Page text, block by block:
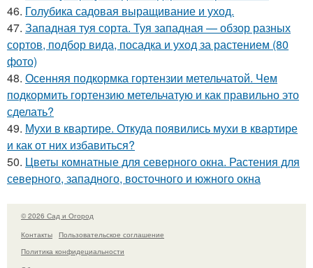
46. Голубика садовая выращивание и уход.
47. Западная туя сорта. Туя западная — обзор разных
сортов, подбор вида, посадка и уход за растением (80
фото)
48. Осенняя подкормка гортензии метельчатой. Чем
подкормить гортензию метельчатую и как правильно это
сделать?
49. Мухи в квартире. Откуда появились мухи в квартире
и как от них избавиться?
50. Цветы комнатные для северного окна. Растения для
северного, западного, восточного и южного окна
© 2026 Сад и Огород
Контакты
Пользовательское соглашение
Политика конфидециальности